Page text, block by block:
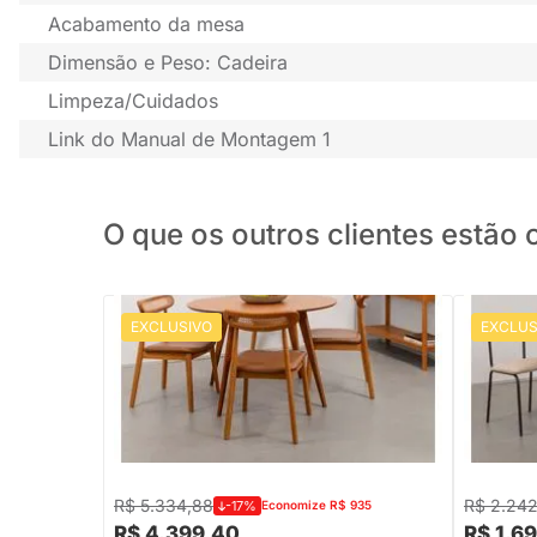
Acabamento da mesa
Dimensão e Peso: Cadeira
Limpeza/Cuidados
Link do Manual de Montagem 1
O que os outros clientes estão
EXCLUSIVO PRONTA ENTREGA
Conjunto Mesa Jantar Square Redonda
Louro Freijó - 1,08m + 4 Cadeiras Dalí
Encosto Palha Larga - Cognac
R$ 5.334,88 -17% Economize R$ 935
com 2
R$